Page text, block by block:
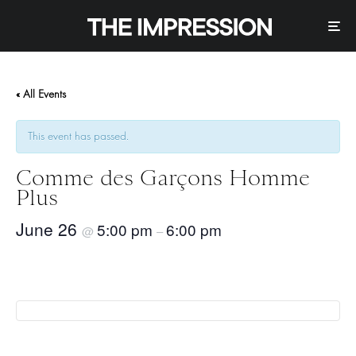
« All Events
This event has passed.
Comme des Garçons Homme
Plus
June 26 @ 5:00 pm –6:00 pm